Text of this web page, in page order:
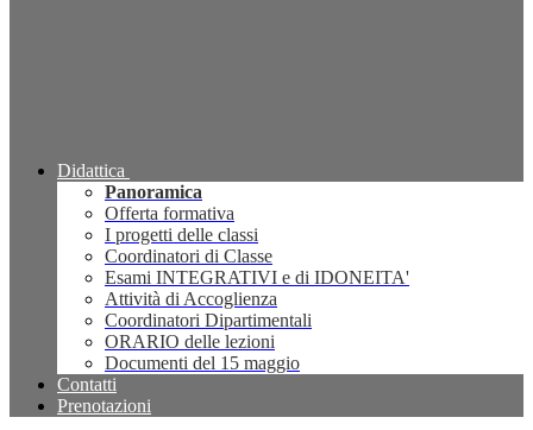
Didattica
Panoramica
Offerta formativa
I progetti delle classi
Coordinatori di Classe
Esami INTEGRATIVI e di IDONEITA'
Attività di Accoglienza
Coordinatori Dipartimentali
ORARIO delle lezioni
Documenti del 15 maggio
Contatti
Prenotazioni